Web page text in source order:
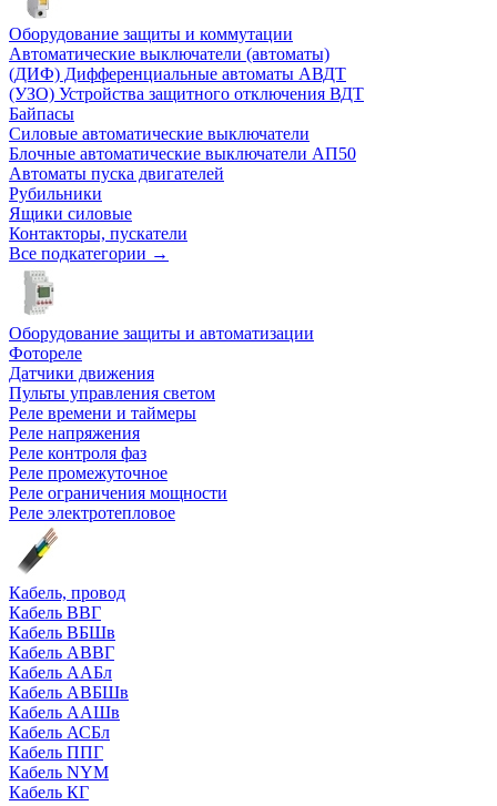
Оборудование защиты и коммутации
Автоматические выключатели (автоматы)
(ДИФ) Дифференциальные автоматы АВДТ
(УЗО) Устройства защитного отключения ВДТ
Байпасы
Силовые автоматические выключатели
Блочные автоматические выключатели АП50
Автоматы пуска двигателей
Рубильники
Ящики силовые
Контакторы, пускатели
Все подкатегории →
Оборудование защиты и автоматизации
Фотореле
Датчики движения
Пульты управления светом
Реле времени и таймеры
Реле напряжения
Реле контроля фаз
Реле промежуточное
Реле ограничения мощности
Реле электротепловое
Кабель, провод
Кабель ВВГ
Кабель ВБШв
Кабель АВВГ
Кабель ААБл
Кабель АВБШв
Кабель ААШв
Кабель АСБл
Кабель ППГ
Кабель NYM
Кабель КГ